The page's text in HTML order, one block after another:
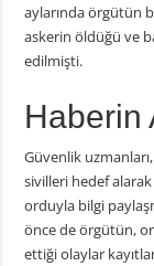
aylarında örgütün
askerin öldüğü ve
edilmişti.
Haberin
Güvenlik uzmanları,
sivilleri hedef
orduyla bilgi
önce de örgütün,
ettiği olaylar